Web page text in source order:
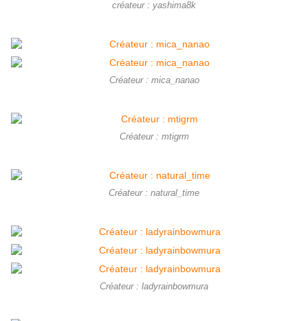
créateur : yashima8k
Créateur : mica_nanao
Créateur : mtigrm
Créateur : natural_time
Créateur : ladyrainbowmura